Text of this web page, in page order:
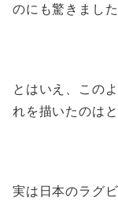
のにも驚きました
とはいえ、この
れを描いたのは
実は日本のラグ